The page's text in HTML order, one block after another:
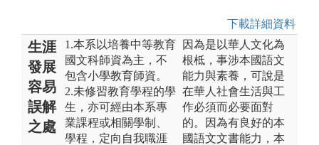
下載詳細資料
生涯
發展
容易
誤解
之處
1.本系以培養中等教育
國文科師資為主，不
包含小學教育師資。
2.未修習教育學程的學
生，亦可經由本系專
業課程或相關學制、
學程，定向自我職涯
因為是以華人文化為
根柢，事涉本國語文
能力與素養，可說是
在華人社會生活與工
作必須而必要面對
的。因為有良好的本
國語文文書能力，本